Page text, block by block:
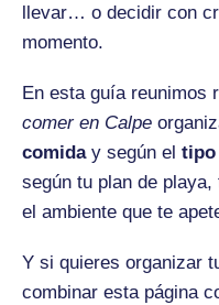
llevar… o decidir con
momento.
En esta guía reunimos
comer en Calpe
comiday según el tipo
según tu plan de
el ambiente que te
Y si quieres organizar
combinar esta página